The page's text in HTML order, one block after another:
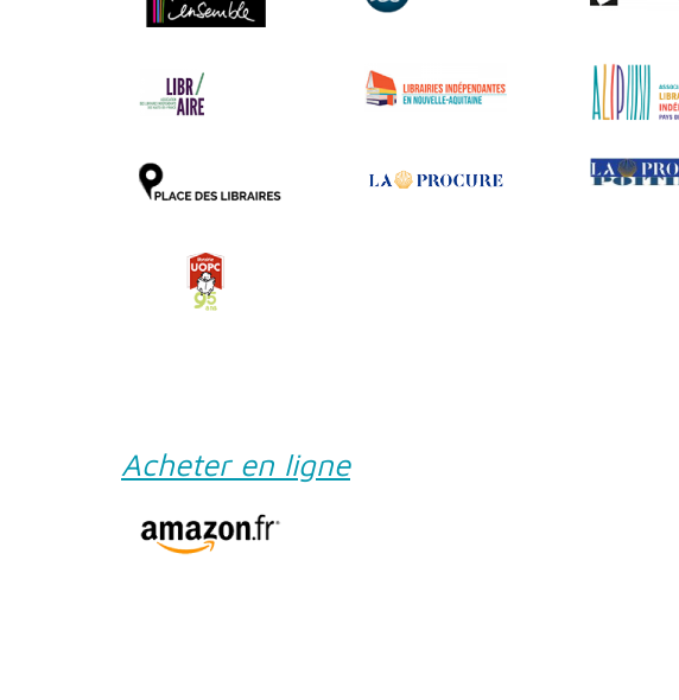
Acheter en ligne